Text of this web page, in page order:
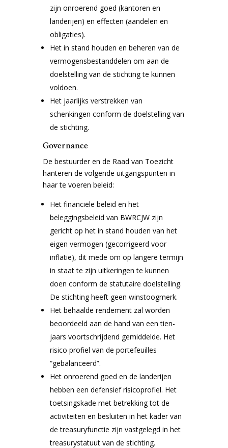
zijn onroerend goed (kantoren en
landerijen) en effecten (aandelen en
obligaties).
Het in stand houden en beheren van de
vermogensbestanddelen om aan de
doelstelling van de stichting te kunnen
voldoen.
Het jaarlijks verstrekken van
schenkingen conform de doelstelling van
de stichting.
Governance
De bestuurder en de Raad van Toezicht
hanteren de volgende uitgangspunten in
haar te voeren beleid:
Het financiële beleid en het
beleggingsbeleid van BWRCJW zijn
gericht op het in stand houden van het
eigen vermogen (gecorrigeerd voor
inflatie), dit mede om op langere termijn
in staat te zijn uitkeringen te kunnen
doen conform de statutaire doelstelling.
De stichting heeft geen winstoogmerk.
Het behaalde rendement zal worden
beoordeeld aan de hand van een tien-
jaars voortschrijdend gemiddelde. Het
risico profiel van de portefeuilles
“gebalanceerd”.
Het onroerend goed en de landerijen
hebben een defensief risicoprofiel. Het
toetsingskade met betrekking tot de
activiteiten en besluiten in het kader van
de treasuryfunctie zijn vastgelegd in het
treasurystatuut van de stichting.